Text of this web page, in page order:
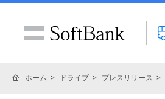
ホーム ドライブ プレスリリース